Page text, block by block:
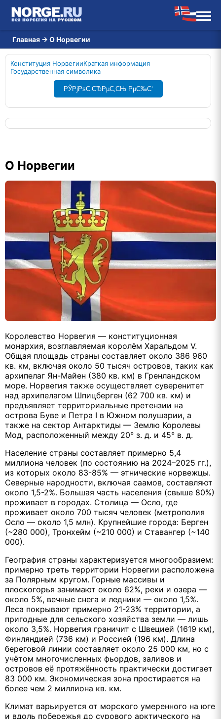
Главная → О Норвегии
Конституция НорвегииКраткая информация
Государственная символика
РЎРјРѕС‚СЂРµС‚СЊ РµС‰С‘
О Норвегии
Королевство Норвегия — конституционная
монархия, возглавляемая королём Харальдом V.
Общая площадь страны составляет около 386 960
кв. км, включая около 50 тысяч островов, таких как
архипелаг Ян-Майен (380 кв. км) в Гренландском
море. Норвегия также осуществляет суверенитет
над архипелагом Шпицберген (62 700 кв. км) и
предъявляет территориальные претензии на
острова Буве и Петра I в Южном полушарии, а
также на сектор Антарктиды — Землю Королевы
Мод, расположенный между 20° з. д. и 45° в. д.
Население страны составляет примерно 5,4
миллиона человек (по состоянию на 2024–2025 гг.),
из которых около 83-85% — этнические норвежцы.
Северные народности, включая саамов, составляют
около 1,5-2%. Большая часть населения (свыше 80%)
проживает в городах. Столица — Осло, где
проживает около 700 тысяч человек (метрополия
Осло — около 1,5 млн). Крупнейшие города: Берген
(~280 000), Тронхейм (~210 000) и Ставангер (~140
000).
География страны характеризуется многообразием:
примерно треть территории Норвегии расположена
за Полярным кругом. Горные массивы и
плоскогорья занимают около 62%, реки и озера —
около 5%, вечные снега и ледники — около 1,5%.
Леса покрывают примерно 21-23% территории, а
пригодные для сельского хозяйства земли — лишь
около 3,5%. Норвегия граничит с Швецией (1619 км),
Финляндией (736 км) и Россией (196 км). Длина
береговой линии составляет около 25 000 км, но с
учётом многочисленных фьордов, заливов и
островов её протяжённость практически достигает
83 000 км. Экономическая зона простирается на
более чем 2 миллиона кв. км.
Климат варьируется от морского умеренного на юге
и вдоль побережья до сурового арктического на